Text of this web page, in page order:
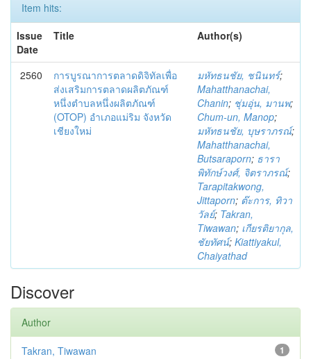
Item hits:
Issue
Date
Title Author(s)
2560
การบูรณาการตลาดดิจิทัลเพื่อ
ส่งเสริมการตลาดผลิตภัณฑ์
หนึ่งตำบลหนึ่งผลิตภัณฑ์
(OTOP) อำเภอแม่ริม จังหวัด
เชียงใหม่
มหัทธนชัย, ชนินทร์;
Mahatthanachai,
Chanin; ชุ่มอุ่น, มานพ;
Chum-un, Manop;
มหัทธนชัย, บุษราภรณ์;
Mahatthanachai,
Butsaraporn; ธารา
พิทักษ์วงศ์, จิตราภรณ์;
Tarapitakwong,
Jittaporn; ต๊ะการ, ทิวา
วัลย์; Takran,
Tiwawan; เกียรติยากุล,
ชัยทัศน์; Kiattiyakul,
Chaiyathad
Discover
Author
1
Takran, Tiwawan